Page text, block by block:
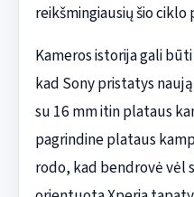
reikšmingiausių šio
Kameros istorija gali
kad Sony pristatys
su 16 mm itin plataus
pagrindine plataus
rodo, kad bendrovė vėl